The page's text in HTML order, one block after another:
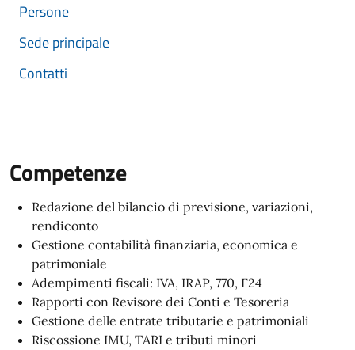
Persone
Sede principale
Contatti
Competenze
Redazione del bilancio di previsione, variazioni,
rendiconto
Gestione contabilità finanziaria, economica e
patrimoniale
Adempimenti fiscali: IVA, IRAP, 770, F24
Rapporti con Revisore dei Conti e Tesoreria
Gestione delle entrate tributarie e patrimoniali
Riscossione IMU, TARI e tributi minori